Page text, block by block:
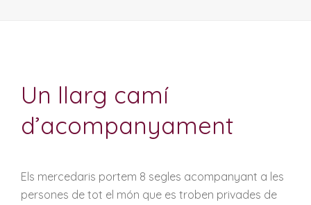
Un llarg camí
d’acompanyament
Els mercedaris portem 8 segles acompanyant a les
persones de tot el món que es troben privades de